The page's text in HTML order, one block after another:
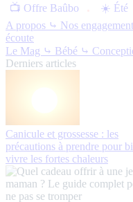
📺 Offre Baûbo
☀️ Été
A propos ⤷ Nos
écoute
Le Mag ⤷ Bébé ⤷
Derniers articles
Canicule et grossesse : les
précautions à prendre pour
vivre les fortes chaleurs